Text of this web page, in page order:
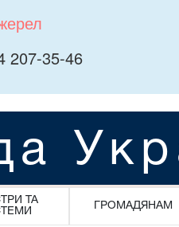
207-35-46
ТА
ГРОМАДЯНАМ